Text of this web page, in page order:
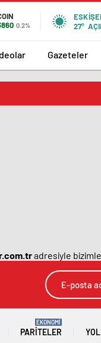
0.2%
27°
Gazeteler
adresiyle
PARITELER
EKONOMİ